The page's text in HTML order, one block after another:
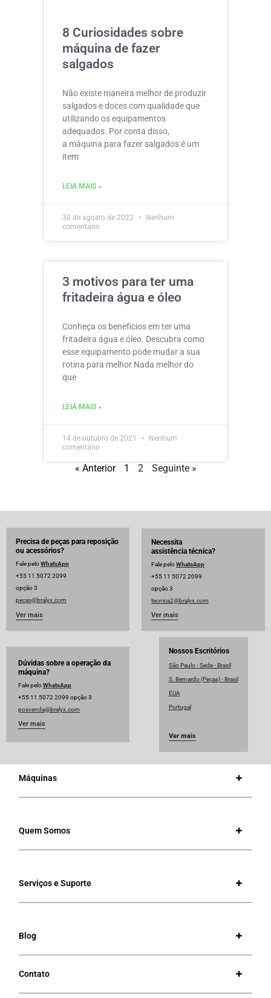
8 Curiosidades sobre
máquina de fazer
salgados
Não existe maneira melhor de produzir
salgados e doces com qualidade que
utilizando os equipamentos
adequados. Por conta disso,
a máquina para fazer salgados é um
item
LEIA MAIS »
30 de agosto de 2022
Nenhum
comentário
3 motivos para ter uma
fritadeira água e óleo
Conheça os benefícios em ter uma
fritadeira água e óleo. Descubra como
esse equipamento pode mudar a sua
rotina para melhor Nada melhor do
que
LEIA MAIS »
14 de outubro de 2021
Nenhum
comentário
« Anterior 1 2 Seguinte »
Precisa de peças para reposição
ou acessórios?
Fale peloWhatsApp
+55 11 5072 2099
opção 3
pecas@bralyx.com
Ver mais
Necessita
assistência técnica?
Fale peloWhatsApp
+55 11 5072 2099
opção 3
tecnica2@bralyx.com
Ver mais
Dúvidas sobre a operação da
máquina?
Fale peloWhatsApp
+55 11 5072 2099 opção 3
posvenda@bralyx.com
Ver mais
Nossos Escritórios
São Paulo - Sede - Brasil
S. Bernardo (Peças) - Brasil
EUA
Portugal
Ver mais
Máquinas
Quem Somos
Serviços e Suporte
Blog
Contato